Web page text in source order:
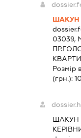
ШАКУН
03039,
Розмір
(грн.):
ШАКУН